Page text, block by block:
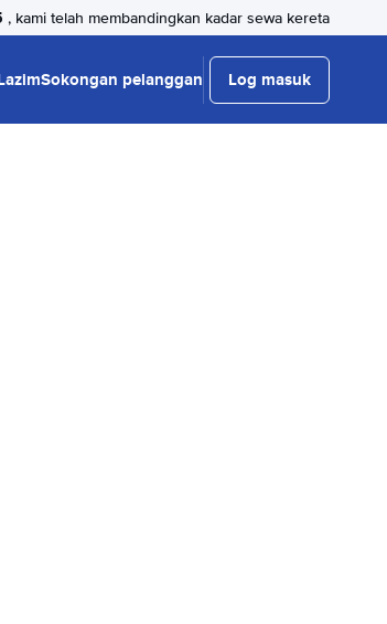
, kami telah membandingkan kadar sewa kereta
Sokongan pelanggan Log masuk